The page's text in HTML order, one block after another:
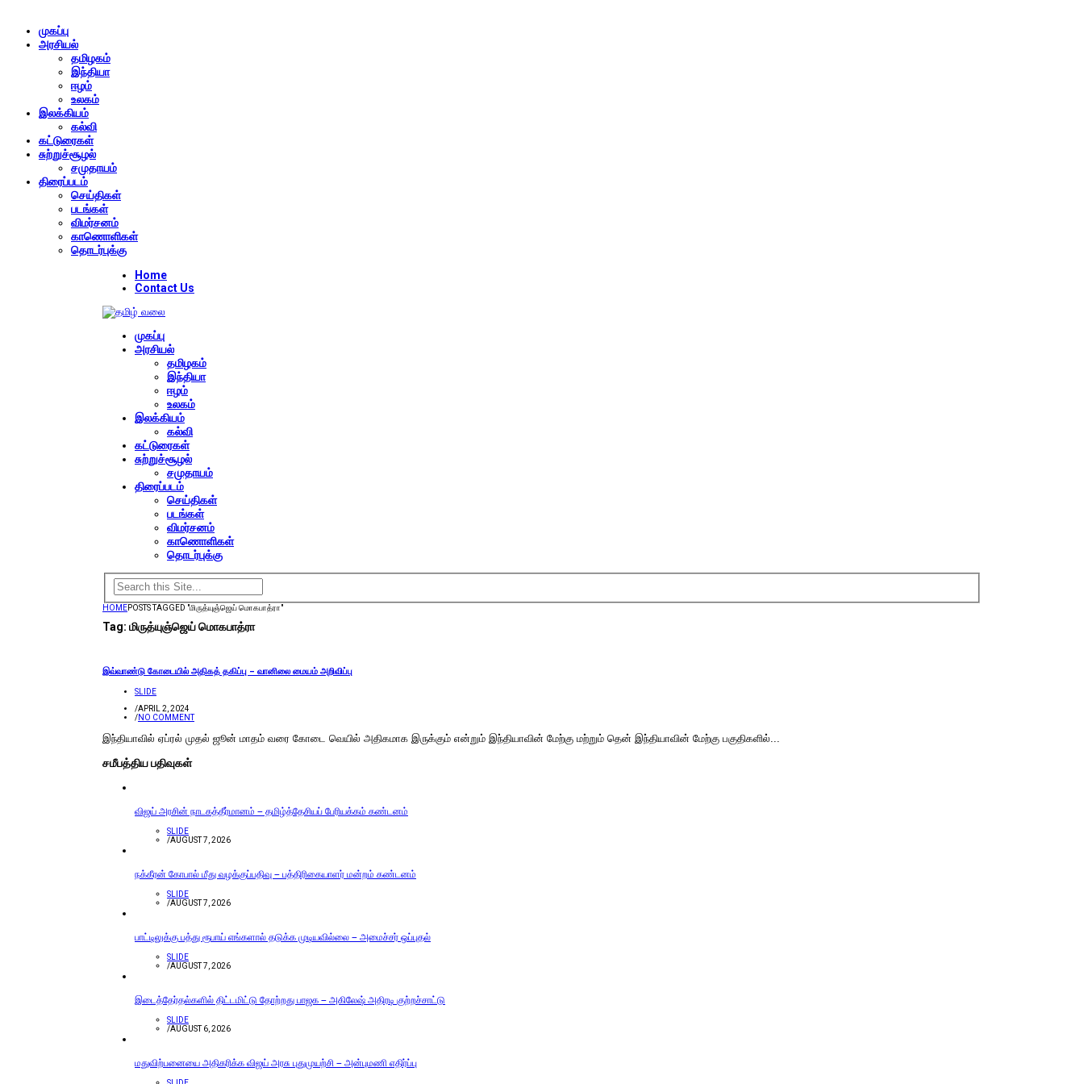
முகப்பு
அரசியல்
தமிழகம்
இந்தியா
ஈழம்
உலகம்
இலக்கியம்
கல்வி
கட்டுரைகள்
சுற்றுச்சூழல்
சமுதாயம்
திரைப்படம்
செய்திகள்
படங்கள்
விமர்சனம்
காணொளிகள்
தொடர்புக்கு
Home
Contact Us
முகப்பு
அரசியல்
தமிழகம்
இந்தியா
ஈழம்
உலகம்
இலக்கியம்
கல்வி
கட்டுரைகள்
சுற்றுச்சூழல்
சமுதாயம்
திரைப்படம்
செய்திகள்
படங்கள்
விமர்சனம்
காணொளிகள்
தொடர்புக்கு
HOMEPOSTS TAGGED "மிருத்யுஞ்ஜெய் மொகபாத்ரா"
Tag: மிருத்யுஞ்ஜெய் மொகபாத்ரா
இவ்வாண்டு கோடையில் அதிகத் தகிப்பு – வானிலை மையம் அறிவிப்பு
SLIDE
/APRIL 2, 2024
/NO COMMENT
இந்தியாவில் ஏப்ரல் முதல் ஜூன் மாதம் வரை கோடை வெயில் அதிகமாக இருக்கும் என்றும் இந்தியாவின் மேற்கு மற்றும் தென் இந்தியாவின் மேற்கு பகுதிகளில்...
சமீபத்திய பதிவுகள்
விஜய் அரசின் நாடகத்தீர்மானம் – தமிழ்த்தேசியப் பேரியக்கம் கண்டனம்
SLIDE
/AUGUST 7, 2026
நக்கீரன் கோபால் மீது வழக்குப்பதிவு – பத்திரிகையாளர் மன்றம் கண்டனம்
SLIDE
/AUGUST 7, 2026
பாட்டிலுக்கு பத்து ரூபாய் எங்களால் தடுக்க முடியவில்லை – அமைச்சர் ஒப்புதல்
SLIDE
/AUGUST 7, 2026
இடைத்தேர்தல்களில் திட்டமிட்டு தோற்றது பாஜக – அகிலேஷ் அதிரடி குற்றச்சாட்டு
SLIDE
/AUGUST 6, 2026
மதுவிற்பனையை அதிகரிக்க விஜய் அரசு புதுமுயற்சி – அன்புமணி எதிர்ப்பு